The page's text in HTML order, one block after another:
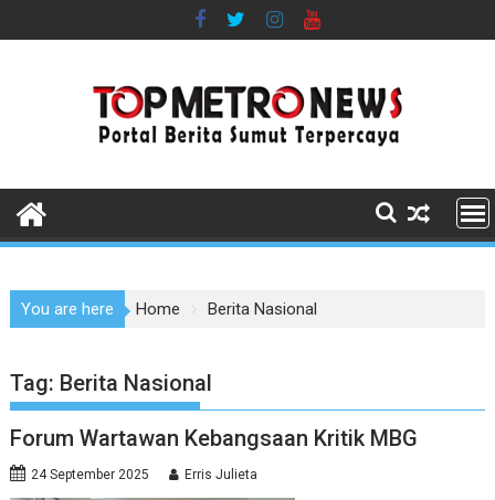
to
You are here Home Berita Nasional
Tag: Berita Nasional
Forum Wartawan Kebangsaan Kritik MBG
24 September 2025 Erris Julieta